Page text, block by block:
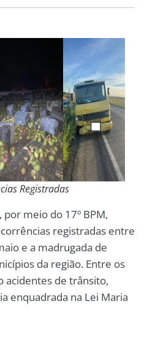
Registradas
meio do 17º BPM,
registradas entre
e a madrugada de
da região. Entre os
acidentes de trânsito,
enquadrada na Lei Maria